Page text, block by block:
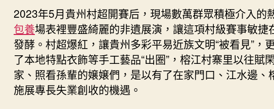
嬢
嬢
失
業
——
貴
州
2023年5月貴州村超開賽后，現場數萬群眾積極介入的
包養場表裡豐盛綺麗的非遺展演，讓這項村級賽事敏捷
發酵。村超爆紅，讓貴州多彩平易近族文明“被看見”，
了本地特點衣飾等手工藝品“出圈”，榕江村寨里以往賦
家、照看孫輩的嬢嬢們，是以有了在家門口、江水邊、
施展專長失業創收的機遇。